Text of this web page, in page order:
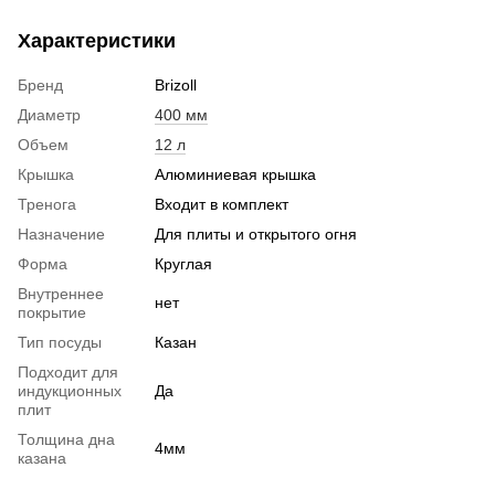
Характеристики
Бренд
Brizoll
Диаметр
400 мм
Объем
12 л
Крышка
Алюминиевая крышка
Тренога
Входит в комплект
Назначение
Для плиты и открытого огня
Форма
Круглая
Внутреннее
покрытие
нет
Тип посуды
Казан
Подходит для
индукционных
плит
Да
Толщина дна
казана
4мм